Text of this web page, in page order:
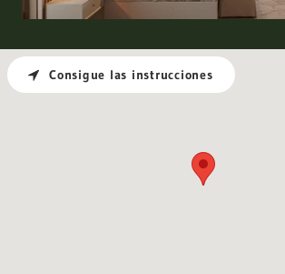
Consigue las instrucciones